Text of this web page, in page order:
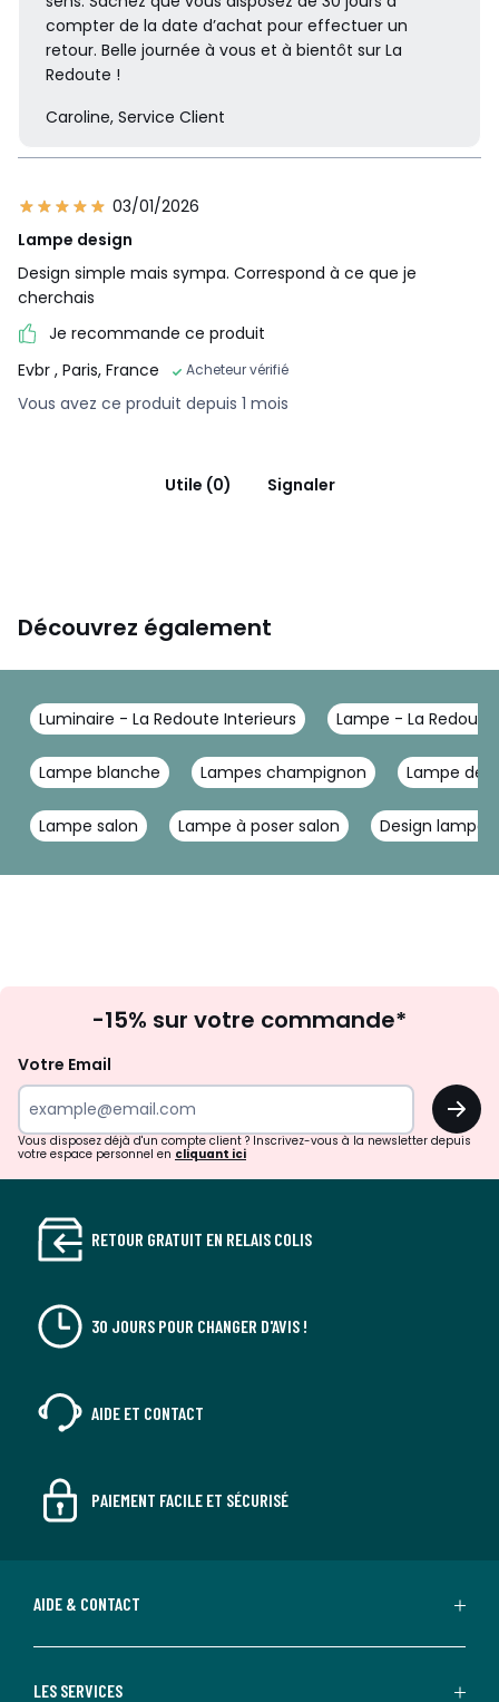
compter de la date d’achat pour effectuer un
retour. Belle journée à vous et à bientôt sur La
Redoute !
Caroline, Service Client
03/01/2026
Lampe design
Design simple mais sympa. Correspond à ce que je
cherchais
Je recommande ce produit
Evbr , Paris, France Acheteur vérifié
Vous avez ce produit depuis 1 mois
Utile (0) Signaler
Découvrez également
Luminaire - La Redoute Interieurs Lampe - La
Lampe blanche Lampes champignon Lampe de
Lampe salon Lampe à poser salon Design lampe
à
newsletter
-15% sur votre commande*
Votre Email
OK
Vous disposez déjà d'un compte client ? Inscrivez-vous à la newsletter depuis
votre espace personnel en cliquant ici
RETOUR GRATUIT EN RELAIS COLIS
30 JOURS POUR CHANGER D'AVIS !
AIDE ET CONTACT
PAIEMENT FACILE ET SÉCURISÉ
AIDE & CONTACT
LES SERVICES